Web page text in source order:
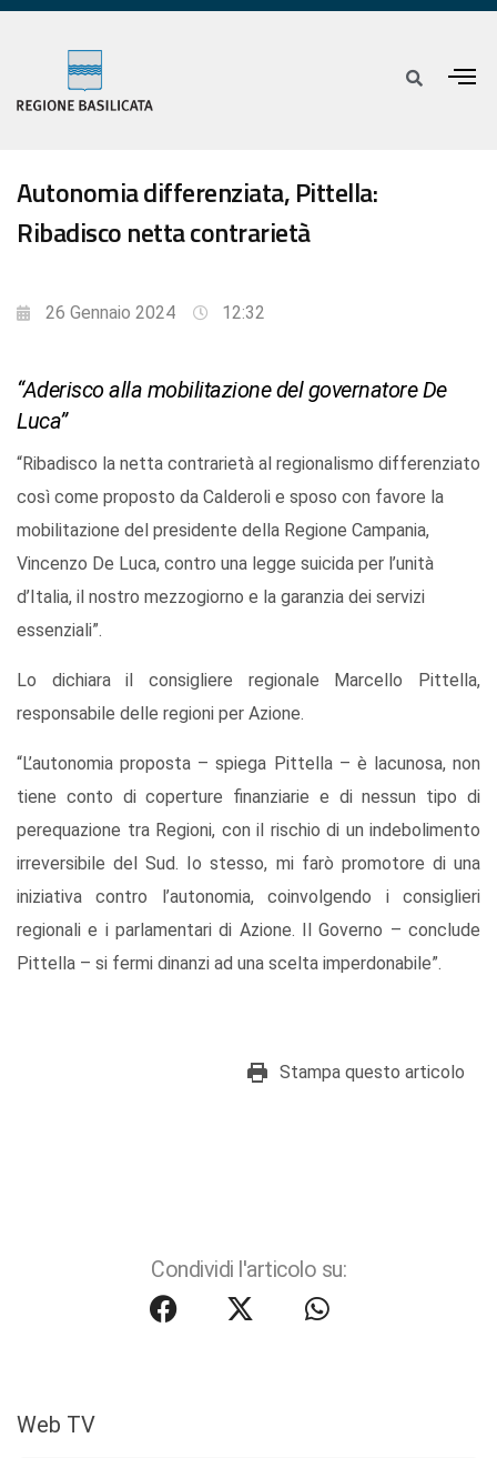
Autonomia differenziata, Pittella:
Ribadisco netta contrarietà
26 Gennaio 2024 12:32
“Aderisco alla mobilitazione del governatore De
Luca”
“Ribadisco la netta contrarietà al regionalismo differenziato
così come proposto da Calderoli e sposo con favore la
mobilitazione del presidente della Regione Campania,
Vincenzo De Luca, contro una legge suicida per l’unità
d’Italia, il nostro mezzogiorno e la garanzia dei servizi
essenziali”.
Lo dichiara il consigliere regionale Marcello Pittella,
responsabile delle regioni per Azione.
“L’autonomia proposta – spiega Pittella – è lacunosa, non
tiene conto di coperture finanziarie e di nessun tipo di
perequazione tra Regioni, con il rischio di un indebolimento
irreversibile del Sud. Io stesso, mi farò promotore di una
iniziativa contro l’autonomia, coinvolgendo i consiglieri
regionali e i parlamentari di Azione. Il Governo – conclude
Pittella – si fermi dinanzi ad una scelta imperdonabile”.
Stampa questo articolo
Condividi l'articolo su:
Web TV